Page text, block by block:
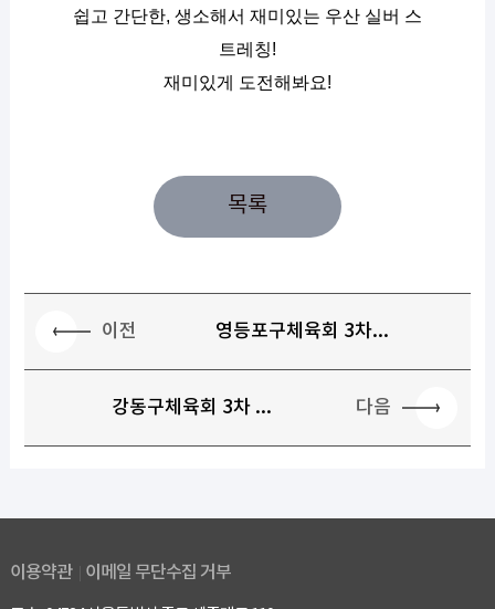
쉽고 간단한, 생소해서 재미있는 우산 실버 스
트레칭!
재미있게 도전해봐요!
목록
이전 영등포구체육회 3차...
강동구체육회 3차 ... 다음
이용약관 이메일 무단수집 거부